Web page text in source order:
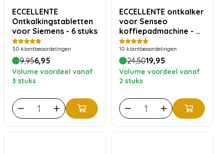
ECCELLENTE
Ontkalkingstabletten
voor Siemens - 6 stuks
30 klantbeoordelingen
9,956,95
Volume voordeel vanaf
3 stuks
ECCELLENTE ontkalker
voor Senseo
koffiepadmachine - 7
stuks
10 klantbeoordelingen
24,5019,95
Volume voordeel vanaf
2 stuks